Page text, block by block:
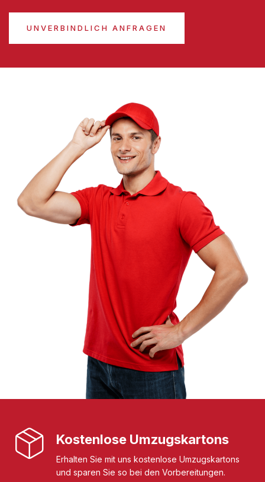
UNVERBINDLICH ANFRAGEN
Kostenlose Umzugskartons
Erhalten Sie mit uns kostenlose Umzugskartons
und sparen Sie so bei den Vorbereitungen.